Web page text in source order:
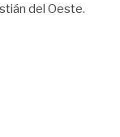
del Oeste.